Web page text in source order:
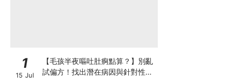
1
15 Jul
【毛孩半夜嘔吐肚痾點算？】別亂
試偏方！找出潛在病因與針對性營